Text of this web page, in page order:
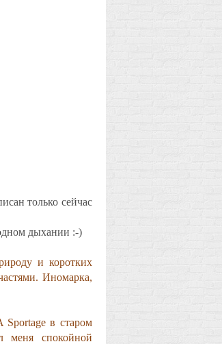
только сейчас
дыхании :-)
и коротких
Иномарка,
в старом
меня спокойной